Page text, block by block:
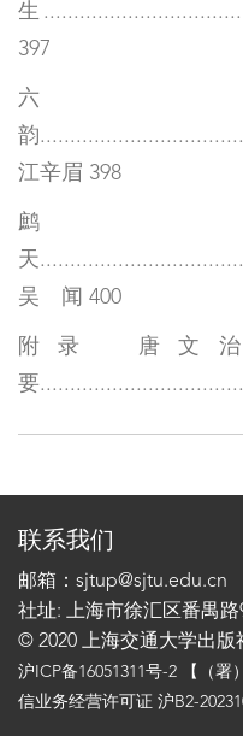
生
397
韵
江辛眉 398
天
吴 闻 400
附录 唐文
要
联系我们
邮箱：sjtup@sjtu.edu.cn
社址: 上海市徐汇区番禺路
© 2020 上海交通大学出版
沪ICP备16051311号-2 【（署
信业务经营许可证 沪B2-